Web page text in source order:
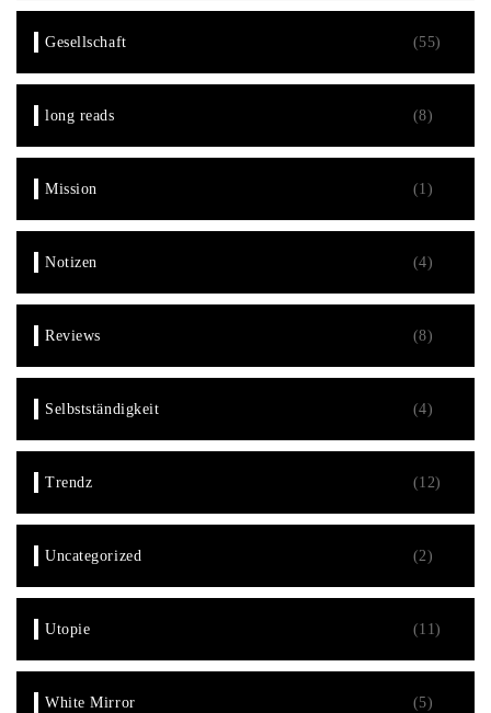
Gesellschaft (55)
long reads (8)
Mission (1)
Notizen (4)
Reviews (8)
Selbstständigkeit (4)
Trendz (12)
Uncategorized (2)
Utopie (11)
White Mirror (5)